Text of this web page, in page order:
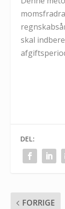
skal
DEL:
FORRIGE